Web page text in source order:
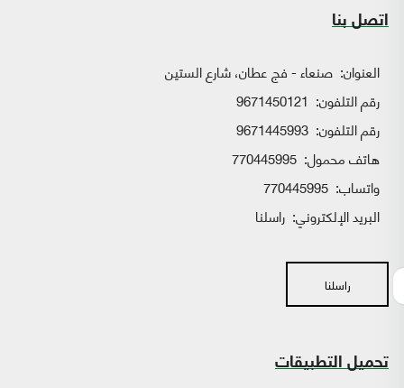
اتصل بنا
العنوان: صنعاء - فج عطان، شارع الستين
رقم التلفون: 9671450121
رقم التلفون: 9671445993
هاتف محمول: 770445995
واتساب:
البريد الإلكتروني: راسلنا
راسلنا
تحميل التطبيقات